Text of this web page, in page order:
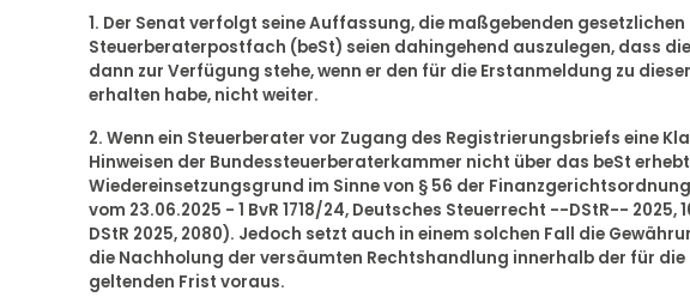
1. Der Senat verfolgt seine Auffassung, die maßgebenden
Steuerberaterpostfach (beSt) seien dahingehend auszulegen, dass
dann zur Verfügung stehe, wenn er den für die Erstanmeldung zu
erhalten habe, nicht weiter.
2. Wenn ein Steuerberater vor Zugang des Registrierungsbriefs eine
Hinweisen der Bundessteuerberaterkammer nicht über das beSt
Wiedereinsetzungsgrund im Sinne von § 56 der
vom 23.06.2025 - 1 BvR 1718/24, Deutsches Steuerrecht --DStR-- 2025,
DStR 2025, 2080). Jedoch setzt auch in einem solchen Fall die
die Nachholung der versäumten Rechtshandlung innerhalb der für
geltenden Frist voraus.